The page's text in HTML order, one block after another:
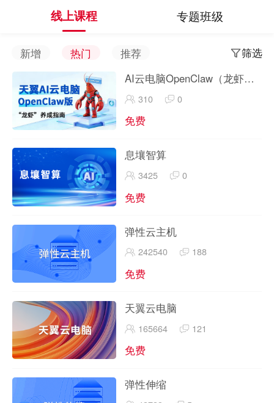
线上课程 专题班级
新增 热门 推荐
筛选
AI云电脑OpenClaw（龙虾）
实战310 0
免费
息壤智算
3425 0
免费
弹性云主机
242540 188
免费
天翼云电脑
165664 121
免费
弹性伸缩